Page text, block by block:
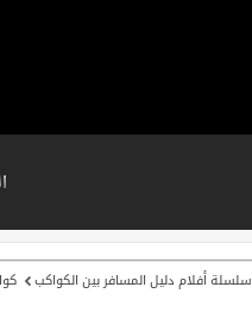
سلسلة أفلام دليل المسافر بين الكواكب